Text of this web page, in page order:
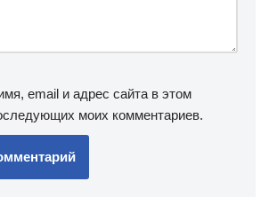
email и адрес сайта в этом
моих комментариев.